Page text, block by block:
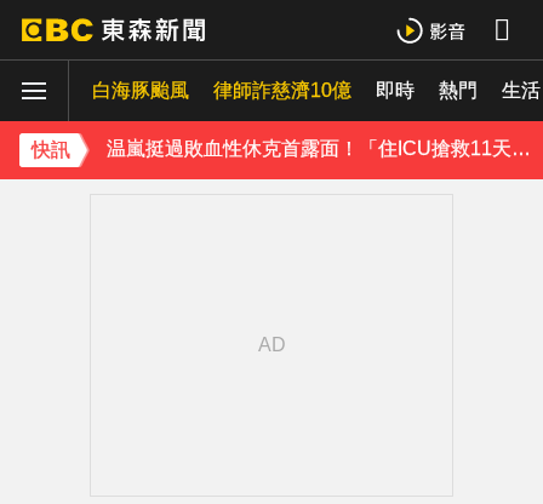
白海豚颱風 律師詐慈濟10億 即時 熱門 生活
快訊
許富凱暴瘦7公斤登台！「臉明顯凹陷」嚇壞媽媽 父親節憶亡父淚崩
温嵐挺過敗血性休克首露面！「住ICU搶救11天」曝最新近況：讓大家擔心了